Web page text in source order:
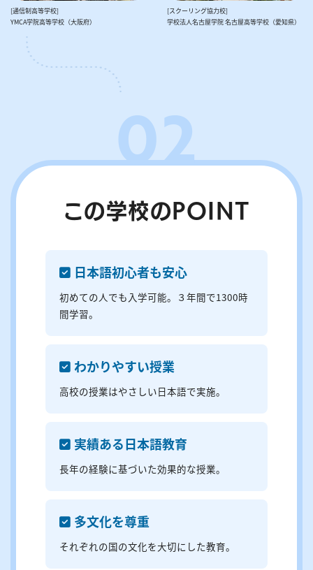
[通信制高等学校]
YMCA学院高等学校（大阪府）
[スクーリング協力校]
学校法人名古屋学院 名古屋高等学校（愛知県）
この学校のPOINT
⽇本語初⼼者も安⼼
初めての⼈でも⼊学可能。３年間で1300時
間学習。
わかりやすい授業
⾼校の授業はやさしい⽇本語で実施。
実績ある⽇本語教育
⻑年の経験に基づいた効果的な授業。
多⽂化を尊重
それぞれの国の⽂化を⼤切にした教育。